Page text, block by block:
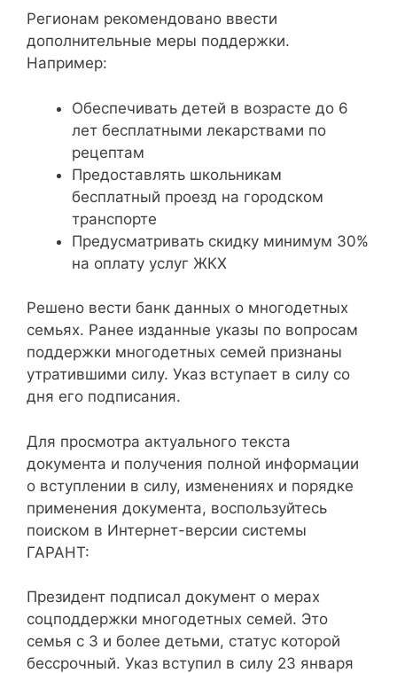
Регионам рекомендовано ввести
дополнительные меры поддержки.
Например:
Обеспечивать детей в возрасте до 6
лет бесплатными лекарствами по
рецептам
Предоставлять школьникам
бесплатный проезд на городском
транспорте
Предусматривать скидку минимум 30%
на оплату услуг ЖКХ
Решено вести банк данных о многодетных
семьях. Ранее изданные указы по вопросам
поддержки многодетных семей признаны
утратившими силу. Указ вступает в силу со
дня его подписания.
Для просмотра актуального текста
документа и получения полной информации
о вступлении в силу, изменениях и порядке
применения документа, воспользуйтесь
поиском в Интернет-версии системы
ГАРАНТ:
Президент подписал документ о мерах
соцподдержки многодетных семей. Это
семья с 3 и более детьми, статус которой
бессрочный. Указ вступил в силу 23 января